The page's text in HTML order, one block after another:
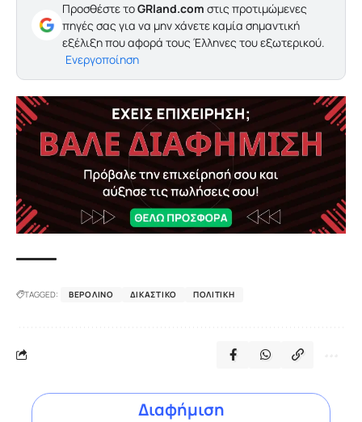
Προσθέστε τοGRland.com στις προτιμώμενες
πηγές σας για να μην χάνετε καμία σημαντική
εξέλιξη που αφορά τους Έλληνες του εξωτερικού.
Ενεργοποίηση
TAGGED: ΒΕΡΟΛΊΝΟ ΔΙΚΑΣΤΙΚΌ ΠΟΛΙΤΙΚΉ
Διαφήμιση